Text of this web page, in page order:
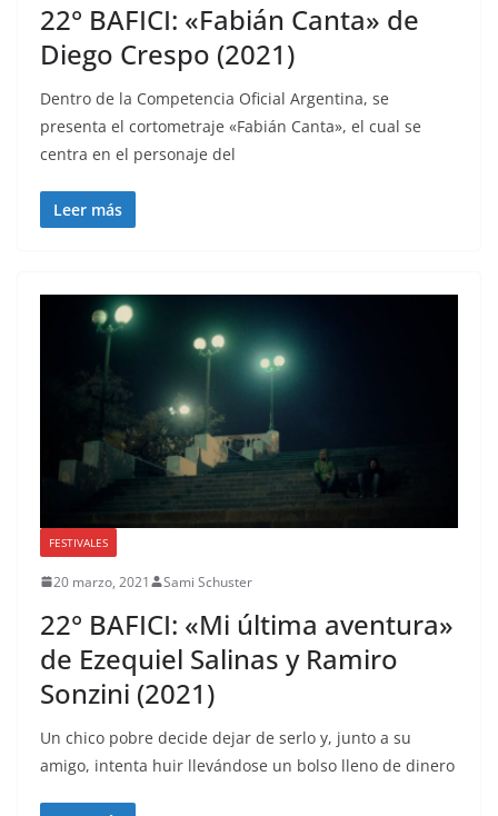
22° BAFICI: «Fabián Canta» de
Diego Crespo (2021)
Dentro de la Competencia Oficial Argentina, se
presenta el cortometraje «Fabián Canta», el cual se
centra en el personaje del
Leer más
FESTIVALES
20 marzo, 2021 Sami Schuster
22° BAFICI: «Mi última aventura»
de Ezequiel Salinas y Ramiro
Sonzini (2021)
Un chico pobre decide dejar de serlo y, junto a su
amigo, intenta huir llevándose un bolso lleno de dinero